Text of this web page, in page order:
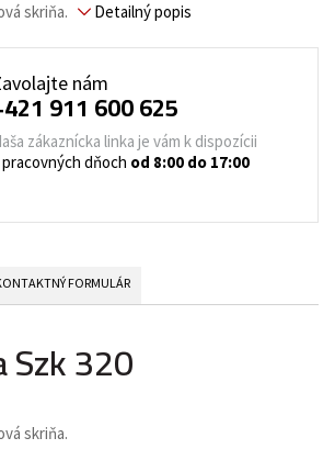
skriňa. Detailný popis
nám
911 600 625
zákaznícka linka je vám k dispozícii
dňoch od 8:00 do 17:00
FORMULÁR
320
skriňa.